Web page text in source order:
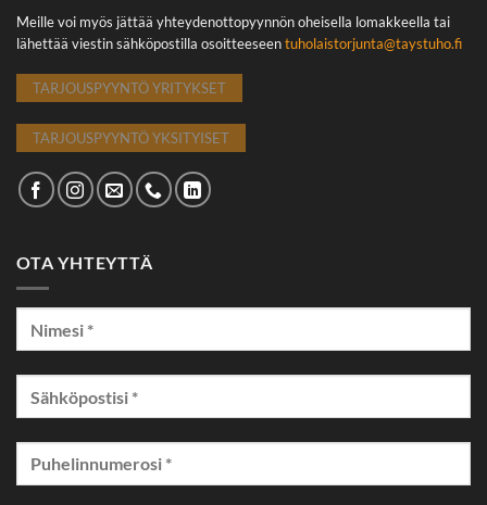
Meille voi myös jättää yhteydenottopyynnön oheisella lomakkeella tai
lähettää viestin sähköpostilla osoitteeseentuholaistorjunta@taystuho.fi
TARJOUSPYYNTÖ YRITYKSET
TARJOUSPYYNTÖ YKSITYISET
OTA YHTEYTTÄ